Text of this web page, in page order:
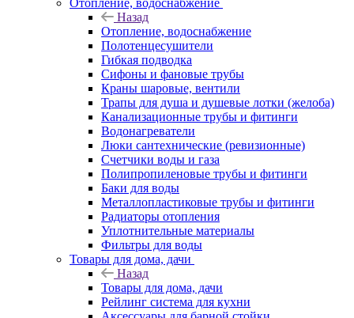
Отопление, водоснабжение
Назад
Отопление, водоснабжение
Полотенцесушители
Гибкая подводка
Сифоны и фановые трубы
Краны шаровые, вентили
Трапы для душа и душевые лотки (желоба)
Канализационные трубы и фитинги
Водонагреватели
Люки сантехнические (ревизионные)
Счетчики воды и газа
Полипропиленовые трубы и фитинги
Баки для воды
Металлопластиковые трубы и фитинги
Радиаторы отопления
Уплотнительные материалы
Фильтры для воды
Товары для дома, дачи
Назад
Товары для дома, дачи
Рейлинг система для кухни